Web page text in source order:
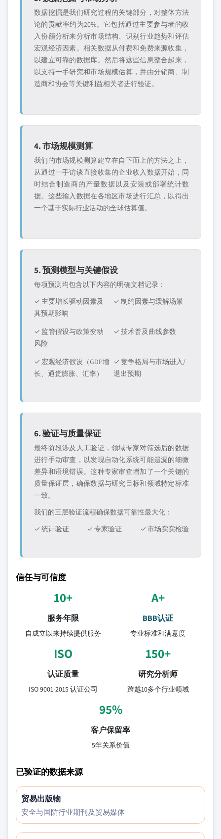
数据挖掘是我们研究过程的关键部分，对整体方法
论的贡献率约为20%。它包括通过主要参与者的收
入份额分析来分析市场结构、识别行业趋势和评估
宏观经济因素。相关数据从付费和免费来源收集，
以建立可靠的数据库。然后将这些信息整合起来，
以支持一手研究和市场规模估算，并由分销商、制
造商和协会等关键利益相关者进行验证。
4. 市场规模测算
我们的市场规模测算建立在自下而上的方法之上，
从通过一手访谈直接收集的企业收入数据开始，同
时结合制造商的产量数据以及安装或部署统计数
据。这些输入数据在各地区市场进行汇总，以得出
一个基于实际行业活动的全球估算值。
5. 预测模型与关键假设
每项预测均包含以下内容的明确文档记录：
✓ 主要增长驱动因素及
其预期影响
✓ 制约因素与缓解场景
✓ 监管假设与政策变动
风险
✓ 技术普及曲线参数
✓ 宏观经济假设（GDP增
长、通货膨胀、汇率）
✓ 竞争格局与市场进入/
退出预期
6. 验证与质量保证
最终阶段涉及人工验证，领域专家对筛选后的数据
进行手动审查，以发现自动化系统可能遗漏的细微
差异和语境错误。这种专家审查增加了一个关键的
质量保证层，确保数据与研究目标和领域特定标准
一致。
我们的三层验证流程确保数据可靠性最大化：
✓ 统计验证
✓ 专家验证 ✓ 市场实实检验
信任与可信度
10+
服务年限
自成立以来持续提供服务
A+
BBB认证
专业标准和满意度
ISO
认证质量
ISO 9001-2015 认证公司
150+
研究分析师
跨越10多个行业领域
95%
客户保留率
5年关系价值
已验证的数据来源
贸易出版物
安全与国防行业期刊及贸易媒体